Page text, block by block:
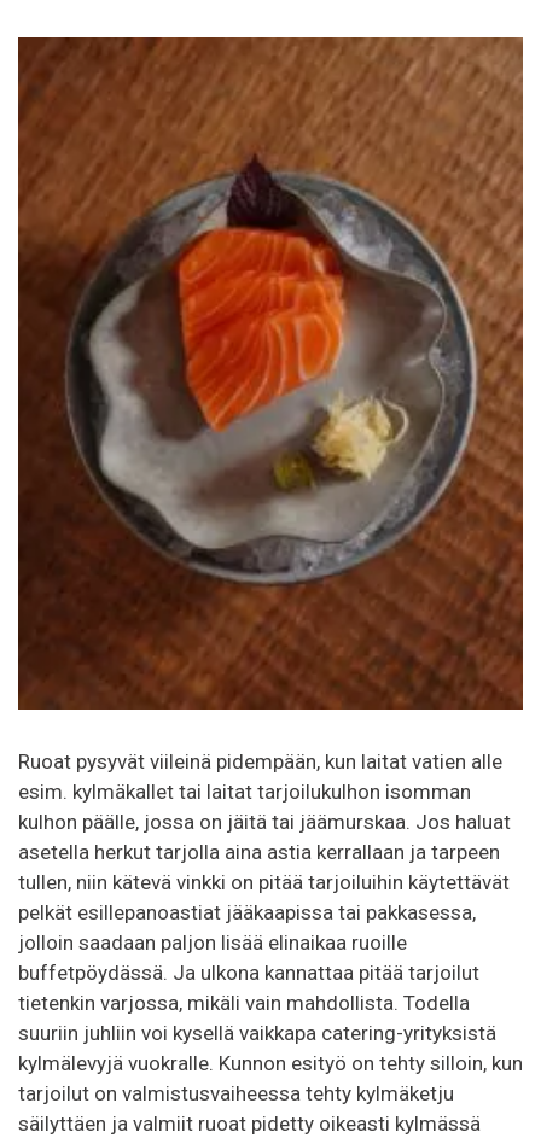
Ruoat pysyvät viileinä pidempään, kun laitat vatien alle
esim. kylmäkallet tai laitat tarjoilukulhon isomman
kulhon päälle, jossa on jäitä tai jäämurskaa. Jos haluat
asetella herkut tarjolla aina astia kerrallaan ja tarpeen
tullen, niin kätevä vinkki on pitää tarjoiluihin käytettävät
pelkät esillepanoastiat jääkaapissa tai pakkasessa,
jolloin saadaan paljon lisää elinaikaa ruoille
buffetpöydässä. Ja ulkona kannattaa pitää tarjoilut
tietenkin varjossa, mikäli vain mahdollista. Todella
suuriin juhliin voi kysellä vaikkapa catering-yrityksistä
kylmälevyjä vuokralle. Kunnon esityö on tehty silloin, kun
tarjoilut on valmistusvaiheessa tehty kylmäketju
säilyttäen ja valmiit ruoat pidetty oikeasti kylmässä